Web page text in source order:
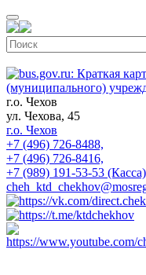
г.о. Чехов
ул. Чехова, 45
г.о. Чехов
+7 (496) 726-8488,
+7 (496) 726-8416,
+7 (989) 191-53-53 (Касса)